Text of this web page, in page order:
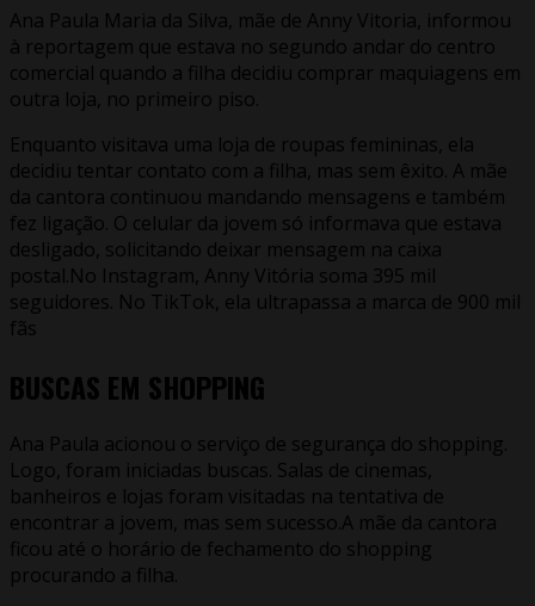
Ana Paula Maria da Silva, mãe de Anny Vitoria, informou
à reportagem que estava no segundo andar do centro
comercial quando a filha decidiu comprar maquiagens em
outra loja, no primeiro piso.
Enquanto visitava uma loja de roupas femininas, ela
decidiu tentar contato com a filha, mas sem êxito. A mãe
da cantora continuou mandando mensagens e também
fez ligação. O celular da jovem só informava que estava
desligado, solicitando deixar mensagem na caixa
postal.No Instagram, Anny Vitória soma 395 mil
seguidores. No TikTok, ela ultrapassa a marca de 900 mil
fãs
BUSCAS EM SHOPPING
Ana Paula acionou o serviço de segurança do shopping.
Logo, foram iniciadas buscas. Salas de cinemas,
banheiros e lojas foram visitadas na tentativa de
encontrar a jovem, mas sem sucesso.A mãe da cantora
ficou até o horário de fechamento do shopping
procurando a filha.